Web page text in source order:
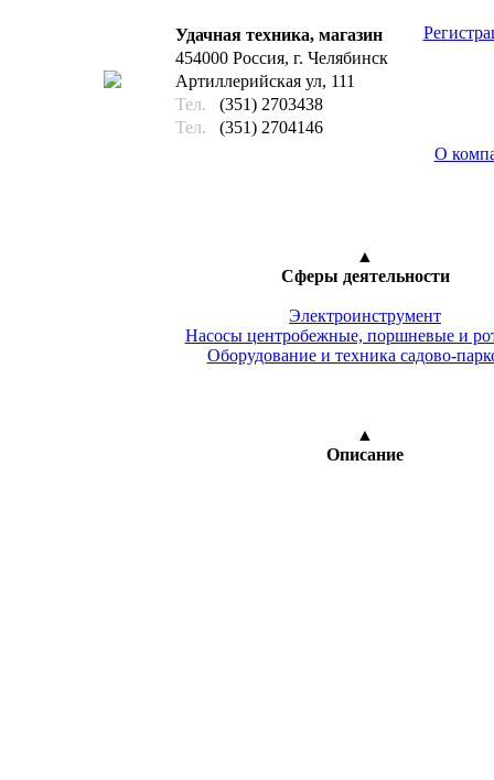
Удачная техника, магазин
454000 Россия, г. Челябинск
Артиллерийская ул, 111
Тел.
(351) 2703438
Тел.
(351) 2704146
О
▲
Сферы деятельности
Электроинструмент
Насосы центробежные, поршневые и
Оборудование и техника садово-
▲
Описание